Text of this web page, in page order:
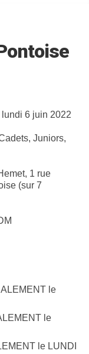
6 juin 2022
Juniors,
1 rue
(sur 7
le
le
le LUNDI